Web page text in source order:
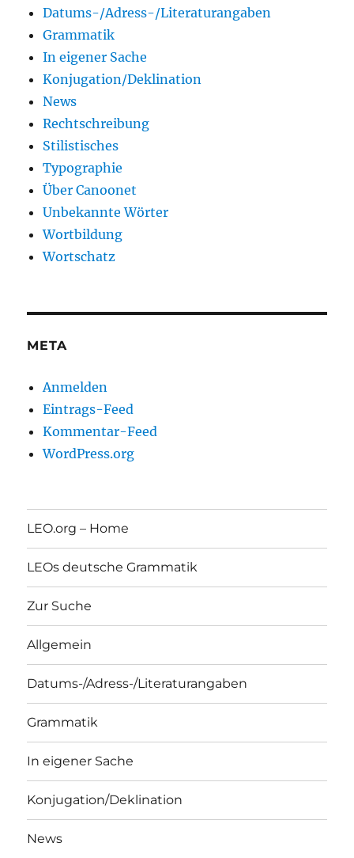
Datums-/Adress-/Literaturangaben
Grammatik
In eigener Sache
Konjugation/Deklination
News
Rechtschreibung
Stilistisches
Typographie
Über Canoonet
Unbekannte Wörter
Wortbildung
Wortschatz
META
Anmelden
Eintrags-Feed
Kommentar-Feed
WordPress.org
LEO.org – Home
LEOs deutsche Grammatik
Zur Suche
Allgemein
Datums-/Adress-/Literaturangaben
Grammatik
In eigener Sache
Konjugation/Deklination
News